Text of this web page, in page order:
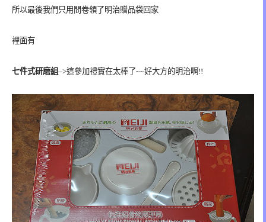
所以最後我們只用問卷領了明治贈品袋回家
裡面有
七件式研磨組–>這參加禮實在太棒了~~好大方的明治啊!!